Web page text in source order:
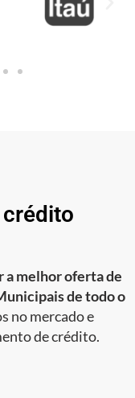
a melhor oferta de
de todo o
no mercado e
de crédito.